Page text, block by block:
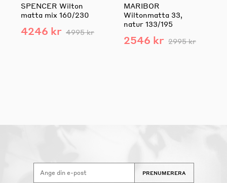
SPENCER Wilton
matta mix 160/230
4246 kr 4995 kr
MARIBOR
Wiltonmatta 33,
natur 133/195
2546 kr 2995 kr
PRENUMERERA